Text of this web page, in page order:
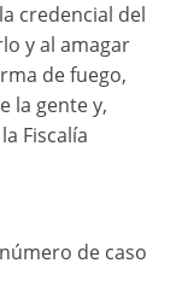
credencial del
y al amagar
de fuego,
la gente y,
Fiscalía
de caso